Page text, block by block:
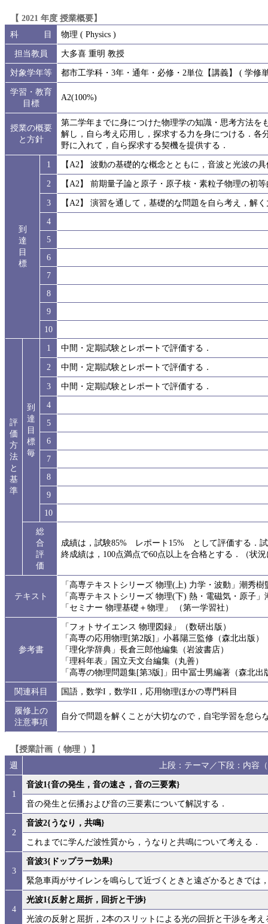
【 2021 年度 授業概要】
科 目
物理 ( Physics )
担当教員
大多喜 重明 教授
対象学年等
都市工学科・3年・通年・必修・2単位【講義】 ( 学修
学習・教育
目標
A2(100%)
授業の概要
と方針
第二学年までに身につけた物理学の知識・思考方法
解し，自ら考え応用し，探求する力を身につける．
野に入れて，自ら探求する契機を提供する．
到
達
目
標
1
【A2】 波動の基礎的な概念とともに，音波と光波の
2
【A2】 前期量子論と原子・原子核・素粒子物理の初
3
【A2】 演習を通して，基礎的な問題を自ら考え，解
4
5
6
7
8
9
10
評
価
方
法
と
基
準
到
達
目
標
毎
1
中間・定期試験とレポートで評価する．
2
中間・定期試験とレポートで評価する．
3
中間・定期試験とレポートで評価する．
4
5
6
7
8
9
10
総
合
評
価
成績は，試験85% レポート15% として評価する．
終成績は，100点満点で60点以上を合格とする．（状
テキスト
「高専テキストシリーズ 物理(上) 力学・波動」潮秀
「高専テキストシリーズ 物理(下) 熱・電磁気・原子
「セミナー 物理基礎＋物理」 （第一学習社）
参考書
「フォトサイエンス 物理図録」（数研出版）
「高専の応用物理[第2版]」小暮陽三監修（森北出版）
「理化学辞典」長倉三郎他編集（岩波書店）
「理科年表」国立天文台編集（丸善）
「高専の物理問題集[第3版]」田中冨士男編著（森北出
関連科目
国語，数学I，数学II，応用物理ほかの専門科目
履修上の
注意事項
自分で問題を解くことが大切なので，自宅学習を怠ら
【授業計画（ 物理 ）】
週
上段：テーマ／下段：内容
1
音波1{音の発生，音の速さ，音の三要素}
音の発生と伝播および音の三要素について解説する．
2
音波2{うなり，共鳴}
これまでに学んだ波性質から，うなりと共鳴について考える．
3
音波3{ドップラー効果}
緊急車両がサイレンを鳴らして近づくときと遠ざかるときでは
4
光波1{反射と屈折，回折と干渉}
光波の反射と屈折，2本のスリットによる光の回折と干渉を考え